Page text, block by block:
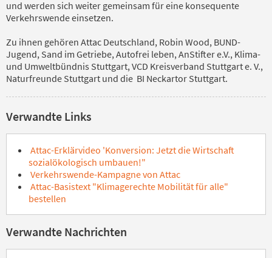
und werden sich weiter gemeinsam für eine konsequente
Verkehrswende einsetzen.
Zu ihnen gehören Attac Deutschland, Robin Wood, BUND-
Jugend, Sand im Getriebe, Autofrei leben, AnStifter e.V., Klima-
und Umweltbündnis Stuttgart, VCD Kreisverband Stuttgart e. V.,
Naturfreunde Stuttgart und die BI Neckartor Stuttgart.
Verwandte Links
Attac-Erklärvideo 'Konversion: Jetzt die Wirtschaft
sozialökologisch umbauen!"
Verkehrswende-Kampagne von Attac
Attac-Basistext "Klimagerechte Mobilität für alle"
bestellen
Verwandte Nachrichten